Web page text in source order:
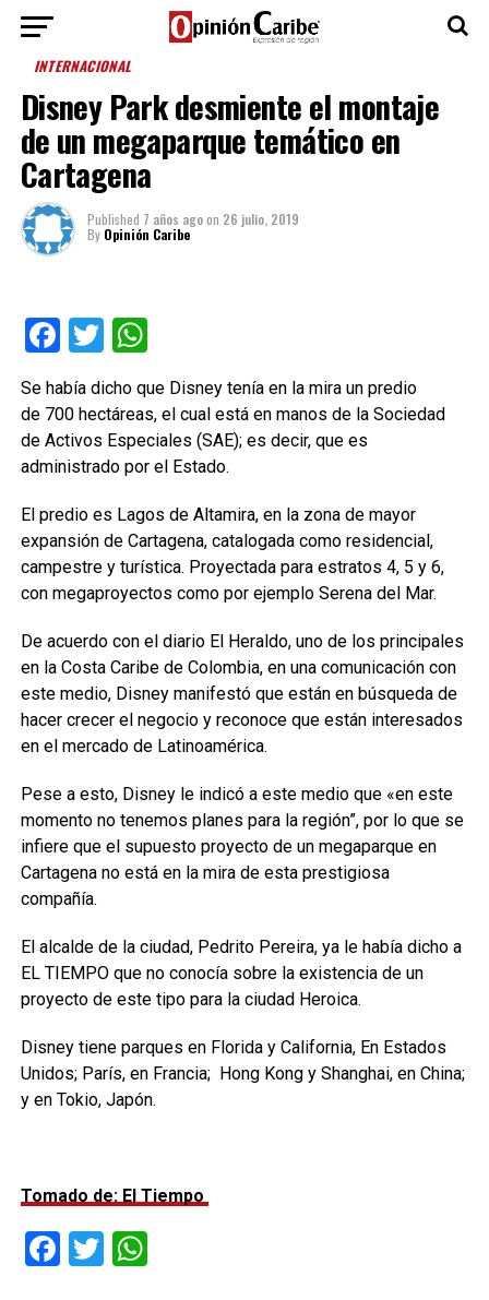
INTERNACIONAL
Disney Park desmiente el montaje
de un megaparque temático en
Cartagena
Published 7 años agoon 26 julio, 2019
By Opinión Caribe
Facebook
TwitterWhatsApp
Se había dicho que Disney tenía en la mira un predio
de 700 hectáreas, el cual está en manos de la Sociedad
de Activos Especiales (SAE); es decir, que es
administrado por el Estado.
El predio es Lagos de Altamira, en la zona de mayor
expansión de Cartagena, catalogada como residencial,
campestre y turística. Proyectada para estratos 4, 5 y 6,
con megaproyectos como por ejemplo Serena del Mar.
De acuerdo con el diario El Heraldo, uno de los principales
en la Costa Caribe de Colombia, en una comunicación con
este medio, Disney manifestó que están en búsqueda de
hacer crecer el negocio y reconoce que están interesados
en el mercado de Latinoamérica.
Pese a esto, Disney le indicó a este medio que «en este
momento no tenemos planes para la región”, por lo que se
infiere que el supuesto proyecto de un megaparque en
Cartagena no está en la mira de esta prestigiosa
compañía.
El alcalde de la ciudad, Pedrito Pereira, ya le había dicho a
EL TIEMPO que no conocía sobre la existencia de un
proyecto de este tipo para la ciudad Heroica.
Disney tiene parques en Florida y California, En Estados
Unidos; París, en Francia; Hong Kong y Shanghai, en China;
y en Tokio, Japón.
Tomado de: El Tiempo
Facebook
TwitterWhatsApp